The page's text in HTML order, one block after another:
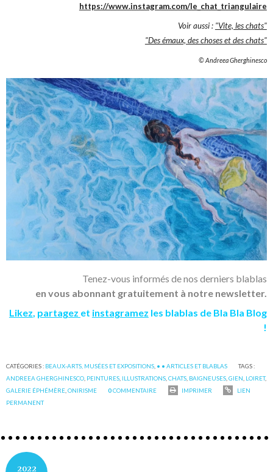
https://www.instagram.com/le_chat_triangulaire
Voir aussi : "Vite, les chats"
"Des émaux, des choses et des chats"
© Andreea Gherghinesco
Tenez-vous informés de nos derniers blablas
en vous abonnant gratuitement à notre newsletter.
Likez, partagez et instagramez les blablas de Bla Bla Blog
!
CATÉGORIES : BEAUX-ARTS, MUSÉES ET EXPOSITIONS • • ARTICLES ET BLABLAS
TAGS :
ANDREEA GHERGHINESCO PEINTURES ILLUSTRATIONS ,CHATS BAIGNEUSES ,GIEN LOIRET,
GALERIE ÉPHÉMÈRE ,ONIRISME 0COMMENTAIRE IMPRIMER
LIEN
PERMANENT
2022